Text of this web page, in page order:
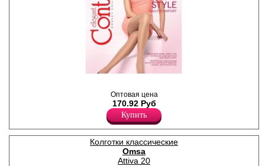
уплотненными шортиками;
усиленный мысок, без
ластовицы.
Плотность 40ден
Полиамид 88%
Эластан 12%
Оптовая цена
170.92 Руб
Купить
Колготки классические
Omsa
Attiva 20